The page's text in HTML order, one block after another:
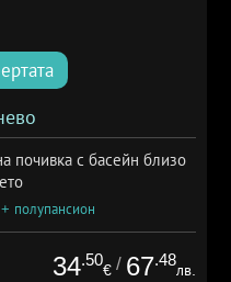
почивка с басейн близо
полупансион
34.50
€ / 67.48
лв.